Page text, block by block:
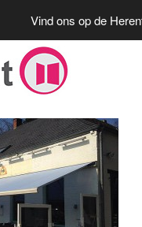
Vind ons op de